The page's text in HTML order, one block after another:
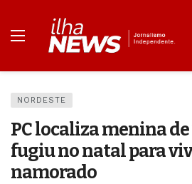
NORDESTE
PC localiza menina de
fugiu no natal para
namorado